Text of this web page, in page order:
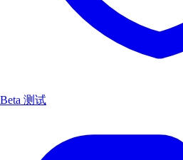
Beta 测试